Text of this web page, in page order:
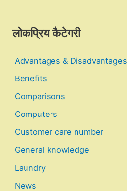
लोकप्रिय कैटेगरी
Advantages & Disadvantages
Benefits
Comparisons
Computers
Customer care number
General knowledge
Laundry
News